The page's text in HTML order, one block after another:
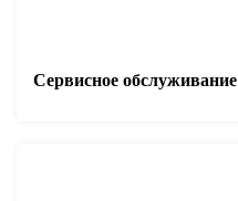
Сервисное обслуживание